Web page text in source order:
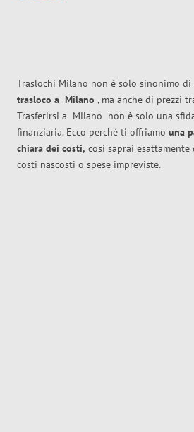
Traslochi Milano non è solo sinonimo di
trasloco a Milano , ma anche di prezzi
Trasferirsi a Milano non è solo una
finanziaria. Ecco perché ti offriamo una
chiara dei costi, così saprai esattamente
costi nascosti o spese impreviste.